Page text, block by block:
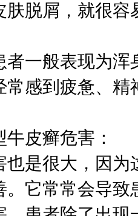
肤脱屑，就很
般表现为浑
常感到疲惫、
皮癣危害：
很大，因为
。它常常会导